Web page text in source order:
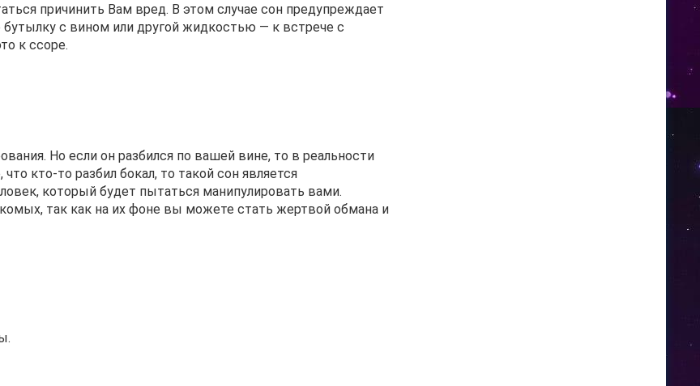
причинить Вам вред. В этом случае сон предупреждает
с вином или другой жидкостью — к встрече с
к ссоре.
Но если он разбился по вашей вине, то в реальности
кто-то разбил бокал, то такой сон является
который будет пытаться манипулировать вами.
так как на их фоне вы можете стать жертвой обмана и